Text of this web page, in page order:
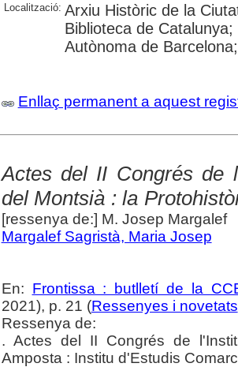
Localització: Arxiu Històric de la
Biblioteca de
Autònoma de
Enllaç permanent a aquest
Actes del II Congrés de
del Montsià : la
[ressenya de:] M. Josep Margalef
Margalef Sagristà, Maria Josep
En: Frontissa : butlletí de la
2021), p. 21 (Ressenyes i novetats
Ressenya de:
. Actes del II Congrés de
Amposta : Institu d'Estudis